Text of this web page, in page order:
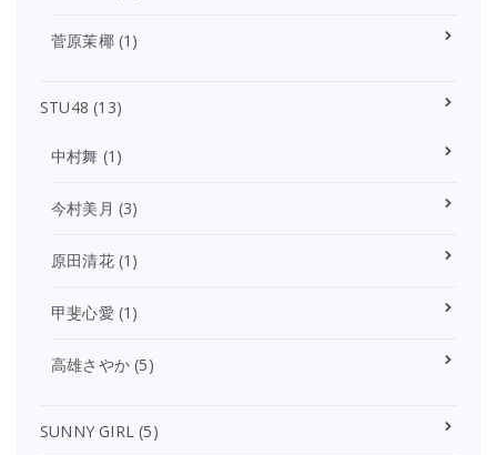
菅原茉椰(1)
STU48 (13)
中村舞 (1)
今村美月 (3)
原田清花(1)
甲斐心愛 (1)
高雄さやか (5)
SUNNY GIRL (5)